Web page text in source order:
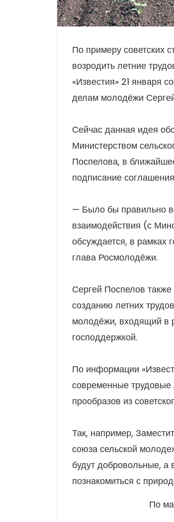
По примеру советских
возродить летние
«Известия» 21 января
делам молодёжи
Сейчас данная идея
Министерством
Поспелова, в
подписание
— Было бы правильно
взаимодействия (с
обсуждается, в рамках
глава Росмолодёжи.
Сергей Поспелов также
созданию летних
молодёжи, входящий в
господдержкой.
По информации
современные трудовые
прообразов из
Так, например,
союза сельской
будут добровольные, а
познакомиться с
По